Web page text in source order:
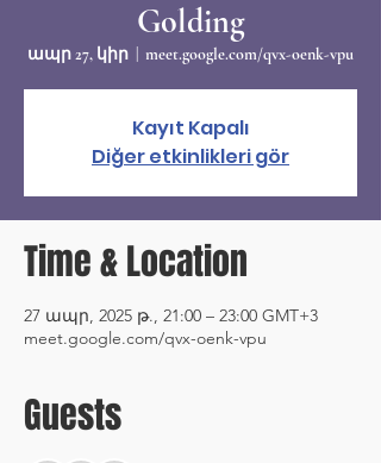
Golding
ապր 27, կիր meet.google.com/qvx-oenk-vpu
Kayıt Kapalı
Diğer etkinlikleri gör
Time & Location
27 ապր, 2025 թ., 21:00 – 23:00 GMT+3
meet.google.com/qvx-oenk-vpu
Guests